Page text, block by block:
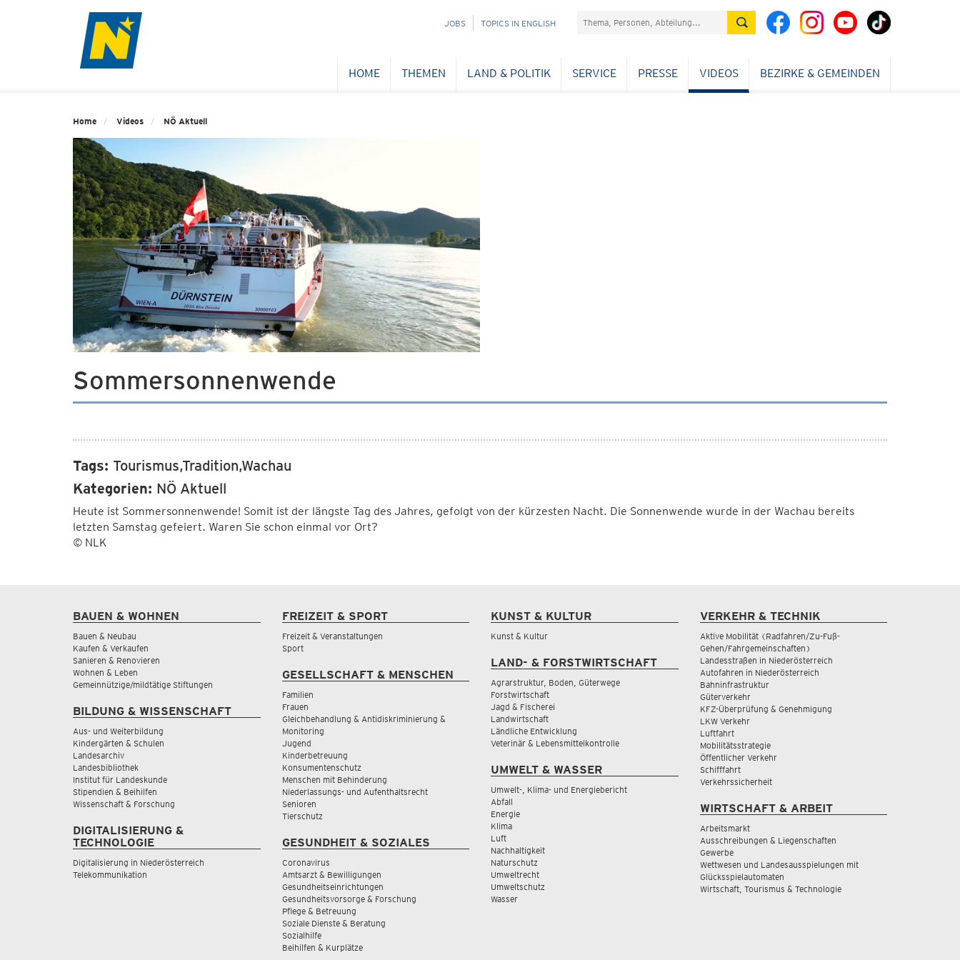
NAVIGATION
JOBS TOPICS IN ENGLISH Suchefeld
HOME THEMEN LAND & POLITIK SERVICE PRESSE VIDEOS BEZIRKE & GEMEINDEN
Home Videos NÖ Aktuell
Sommersonnenwende
Tags: Tourismus,Tradition,Wachau
Kategorien: NÖ Aktuell
Heute ist Sommersonnenwende! Somit ist der längste Tag des Jahres, gefolgt von der kürzesten Nacht. Die Sonnenwende wurde in der Wachau bereits
letzten Samstag gefeiert. Waren Sie schon einmal vor Ort?
© NLK
BAUEN & WOHNEN
Bauen & Neubau
Kaufen & Verkaufen
Sanieren & Renovieren
Wohnen & Leben
Gemeinnützige/mildtätige Stiftungen
BILDUNG & WISSENSCHAFT
Aus- und Weiterbildung
Kindergärten & Schulen
Landesarchiv
Landesbibliothek
Institut für Landeskunde
Stipendien & Beihilfen
Wissenschaft & Forschung
DIGITALISIERUNG &
TECHNOLOGIE
Digitalisierung in Niederösterreich
Telekommunikation
FREIZEIT & SPORT
Freizeit & Veranstaltungen
Sport
GESELLSCHAFT & MENSCHEN
Familien
Frauen
Gleichbehandlung & Antidiskriminierung &
Monitoring
Jugend
Kinderbetreuung
Konsumentenschutz
Menschen mit Behinderung
Niederlassungs- und Aufenthaltsrecht
Senioren
Tierschutz
GESUNDHEIT & SOZIALES
Coronavirus
Amtsarzt & Bewilligungen
Gesundheitseinrichtungen
Gesundheitsvorsorge & Forschung
Pflege & Betreuung
Soziale Dienste & Beratung
Sozialhilfe
Beihilfen & Kurplätze
KUNST & KULTUR
Kunst & Kultur
LAND- & FORSTWIRTSCHAFT
Agrarstruktur, Boden, Güterwege
Forstwirtschaft
Jagd & Fischerei
Landwirtschaft
Ländliche Entwicklung
Veterinär & Lebensmittelkontrolle
UMWELT & WASSER
Umwelt-, Klima- und Energiebericht
Abfall
Energie
Klima
Luft
Nachhaltigkeit
Naturschutz
Umweltrecht
Umweltschutz
Wasser
VERKEHR & TECHNIK
Aktive Mobilität (Radfahren/Zu-Fuß-
Gehen/Fahrgemeinschaften)
Landesstraßen in Niederösterreich
Autofahren in Niederösterreich
Bahninfrastruktur
Güterverkehr
KFZ-Überprüfung & Genehmigung
LKW Verkehr
Luftfahrt
Mobilitätsstrategie
Öffentlicher Verkehr
Schifffahrt
Verkehrssicherheit
WIRTSCHAFT & ARBEIT
Arbeitsmarkt
Ausschreibungen & Liegenschaften
Gewerbe
Wettwesen und Landesausspielungen mit
Glücksspielautomaten
Wirtschaft, Tourismus & Technologie